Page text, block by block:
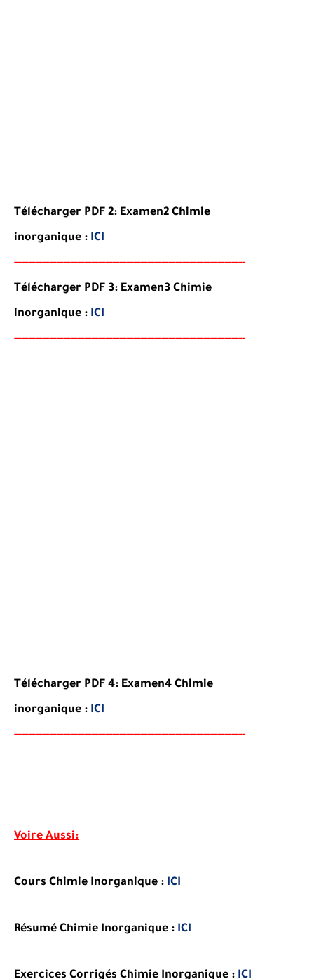
Télécharger PDF 2: Examen2 Chimie
inorganique : ICI
------------------------------------------------------------------
Télécharger PDF 3: Examen3 Chimie
inorganique : ICI
------------------------------------------------------------------
Télécharger PDF 4: Examen4 Chimie
inorganique : ICI
------------------------------------------------------------------
Voire Aussi:
Cours Chimie Inorganique : ICI
Résumé Chimie Inorganique : ICI
Exercices Corrigés Chimie Inorganique : ICI